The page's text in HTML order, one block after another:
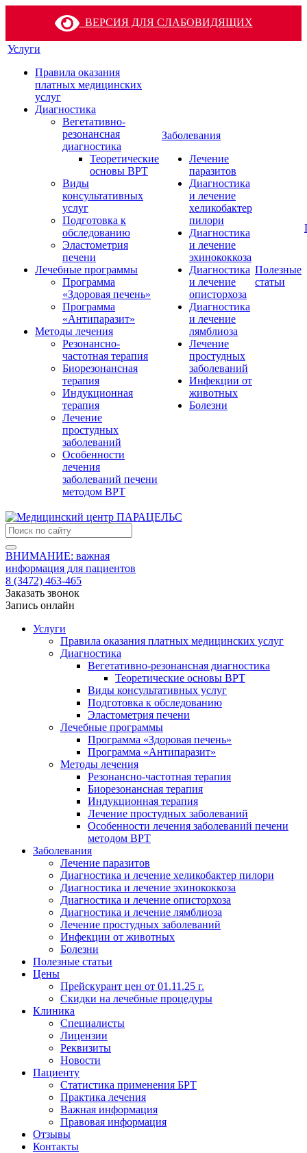
ВЕРСИЯ ДЛЯ СЛАБОВИДЯЩИХ
Услуги
Правила оказания
платных медицинских
услуг
Диагностика
Вегетативно-
резонансная
диагностика
Теоретические
основы ВРТ
Виды
консультативных
услуг
Подготовка к
обследованию
Эластометрия
печени
Лечебные программы
Программа
«Здоровая печень»
Программа
«Антипаразит»
Методы лечения
Резонансно-
частотная терапия
Биорезонансная
терапия
Индукционная
терапия
Лечение
простудных
заболеваний
Особенности
лечения
заболеваний печени
методом ВРТ
Заболевания
Лечение
паразитов
Диагностика
и лечение
хеликобактер
пилори
Диагностика
и лечение
эхинококкоза
Диагностика
и лечение
описторхоза
Диагностика
и лечение
лямблиоза
Лечение
простудных
заболеваний
Инфекции от
животных
Болезни
Полезные
статьи
ВНИМАНИЕ: важная
информация для пациентов
8 (3472) 463-465
Заказать звонок
Запись онлайн
Услуги
Правила оказания платных медицинских услуг
Диагностика
Вегетативно-резонансная диагностика
Теоретические основы ВРТ
Виды консультативных услуг
Подготовка к обследованию
Эластометрия печени
Лечебные программы
Программа «Здоровая печень»
Программа «Антипаразит»
Методы лечения
Резонансно-частотная терапия
Биорезонансная терапия
Индукционная терапия
Лечение простудных заболеваний
Особенности лечения заболеваний печени
методом ВРТ
Заболевания
Лечение паразитов
Диагностика и лечение хеликобактер пилори
Диагностика и лечение эхинококкоза
Диагностика и лечение описторхоза
Диагностика и лечение лямблиоза
Лечение простудных заболеваний
Инфекции от животных
Болезни
Полезные статьи
Цены
Прейскурант цен от 01.11.25 г.
Скидки на лечебные процедуры
Клиника
Специалисты
Лицензии
Реквизиты
Новости
Пациенту
Статистика применения БРТ
Практика лечения
Важная информация
Правовая информация
Отзывы
Контакты